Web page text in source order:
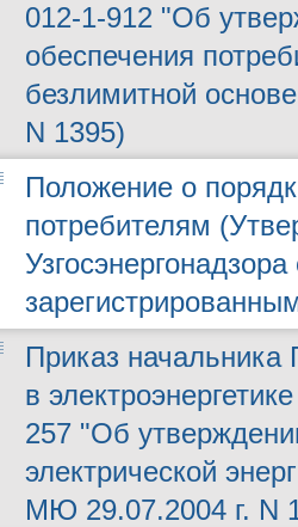
012-1-912 "Об
обеспечения
безлимитной
N 1395)
Положение о
потребителям
Приказ начальника
в
257 "Об
электрической
МЮ 29.07.2004 г. N